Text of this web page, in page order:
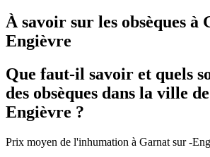
À savoir sur les obsèques à
Engièvre
Que faut-il savoir et quels
des obsèques dans la ville
Engièvre ?
Prix moyen de l'inhumation à Garnat sur -